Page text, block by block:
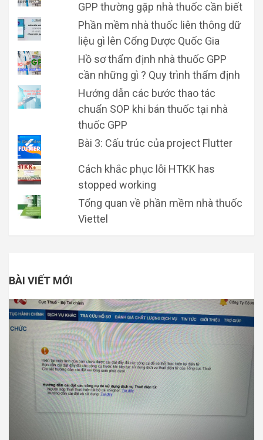
GPP thường gặp nhà thuốc cần biết
Phần mềm nhà thuốc liên thông dữ
liệu gì lên Cổng Dược Quốc Gia
Hồ sơ thẩm định nhà thuốc GPP
cần những gì ? Quy trình thẩm định
Hướng dẫn các bước thao tác
chuẩn SOP khi bán thuốc tại nhà
thuốc GPP
Bài 3: Cấu trúc của project Flutter
Cách khắc phục lỗi HTKK has
stopped working
Tổng quan về phần mềm nhà thuốc
Viettel
BÀI VIẾT MỚI